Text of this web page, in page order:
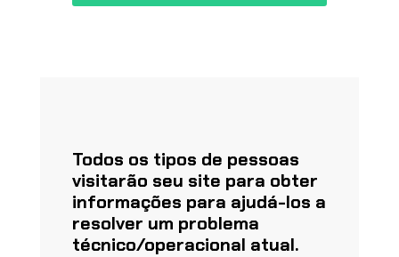
Todos os tipos de pessoas
visitarão seu site para obter
informações para ajudá-los a
resolver um problema
técnico/operacional atual.